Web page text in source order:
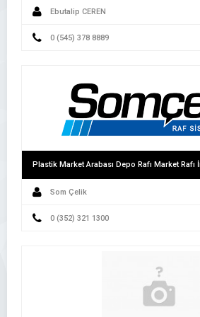
Ebutalip CEREN
0 (545) 378 8889
Som Çelik
0 (352) 321 1300